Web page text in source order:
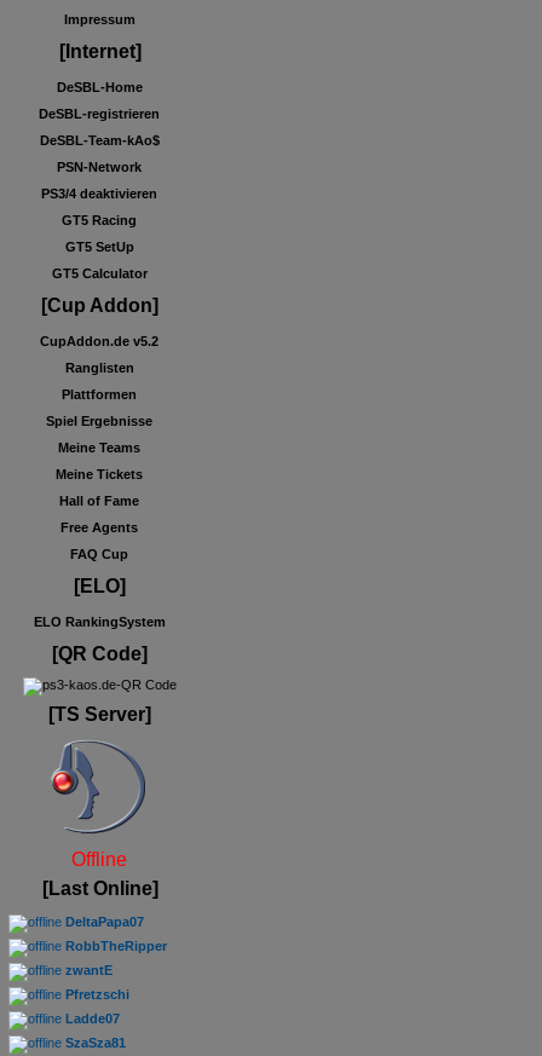
Impressum
[Internet]
DeSBL-Home
DeSBL-registrieren
DeSBL-Team-kAo$
PSN-Network
PS3/4 deaktivieren
GT5 Racing
GT5 SetUp
GT5 Calculator
[Cup Addon]
CupAddon.de v5.2
Ranglisten
Plattformen
Spiel Ergebnisse
Meine Teams
Meine Tickets
Hall of Fame
Free Agents
FAQ Cup
[ELO]
ELO RankingSystem
[QR Code]
[TS Server]
Offline
[Last Online]
DeltaPapa07
RobbTheRipper
zwantE
Pfretzschi
Ladde07
SzaSza81